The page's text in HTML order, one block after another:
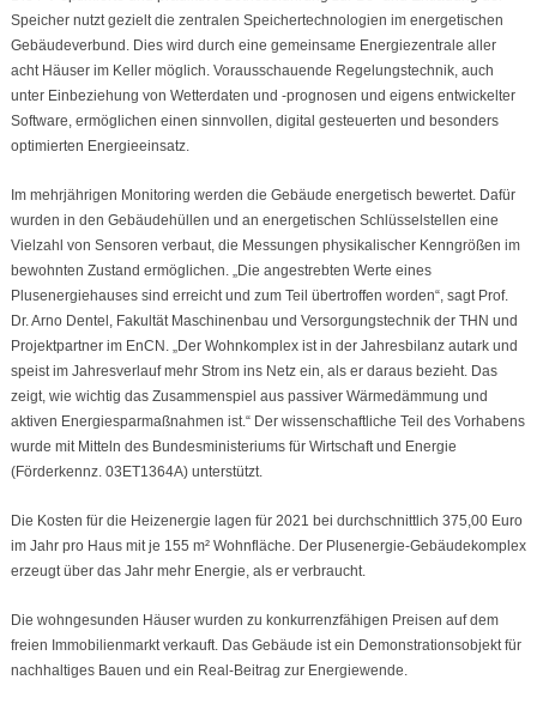
Speicher nutzt gezielt die zentralen Speichertechnologien im energetischen
Gebäudeverbund. Dies wird durch eine gemeinsame Energiezentrale aller
acht Häuser im Keller möglich. Vorausschauende Regelungstechnik, auch
unter Einbeziehung von Wetterdaten und -prognosen und eigens entwickelter
Software, ermöglichen einen sinnvollen, digital gesteuerten und besonders
optimierten Energieeinsatz.
Im mehrjährigen Monitoring werden die Gebäude energetisch bewertet. Dafür
wurden in den Gebäudehüllen und an energetischen Schlüsselstellen eine
Vielzahl von Sensoren verbaut, die Messungen physikalischer Kenngrößen im
bewohnten Zustand ermöglichen. „Die angestrebten Werte eines
Plusenergiehauses sind erreicht und zum Teil übertroffen worden“, sagt Prof.
Dr. Arno Dentel, Fakultät Maschinenbau und Versorgungstechnik der THN und
Projektpartner im EnCN. „Der Wohnkomplex ist in der Jahresbilanz autark und
speist im Jahresverlauf mehr Strom ins Netz ein, als er daraus bezieht. Das
zeigt, wie wichtig das Zusammenspiel aus passiver Wärmedämmung und
aktiven Energiesparmaßnahmen ist.“ Der wissenschaftliche Teil des Vorhabens
wurde mit Mitteln des Bundesministeriums für Wirtschaft und Energie
(Förderkennz. 03ET1364A) unterstützt.
Die Kosten für die Heizenergie lagen für 2021 bei durchschnittlich 375,00 Euro
im Jahr pro Haus mit je 155 m² Wohnfläche. Der Plusenergie-Gebäudekomplex
erzeugt über das Jahr mehr Energie, als er verbraucht.
Die wohngesunden Häuser wurden zu konkurrenzfähigen Preisen auf dem
freien Immobilienmarkt verkauft. Das Gebäude ist ein Demonstrationsobjekt für
nachhaltiges Bauen und ein Real-Beitrag zur Energiewende.